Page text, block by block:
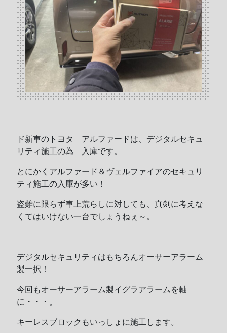
ド新車のトヨタ アルファードは、デジタルセキュ
リティ施工の為 入庫です。
とにかくアルファード＆ヴェルファイアのセキュリ
ティ施工の入庫が多い！
盗難に限らず車上荒らしに対しても、真剣に考えな
くてはいけない一台でしょうねぇ～。
デジタルセキュリティはもちろんオーサーアラーム
製一択！
今回もオーサーアラーム製イグラアラームを軸
に・・・。
キーレスブロックもいっしょに施工します。